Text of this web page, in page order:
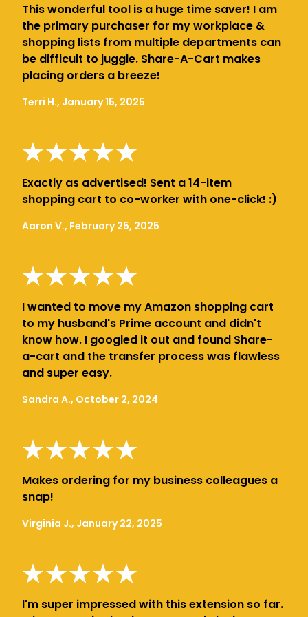
This wonderful tool is a huge time saver! I am
the primary purchaser for my workplace &
shopping lists from multiple departments can
be difficult to juggle. Share-A-Cart makes
placing orders a breeze!
Terri H., January 15, 2025
Exactly as advertised! Sent a 14-item
shopping cart to co-worker with one-click! :)
Aaron V., February 25, 2025
I wanted to move my Amazon shopping cart
to my husband's Prime account and didn't
know how. I googled it out and found Share-
a-cart and the transfer process was flawless
and super easy.
Sandra A., October 2, 2024
Makes ordering for my business colleagues a
snap!
Virginia J., January 22, 2025
I'm super impressed with this extension so far.